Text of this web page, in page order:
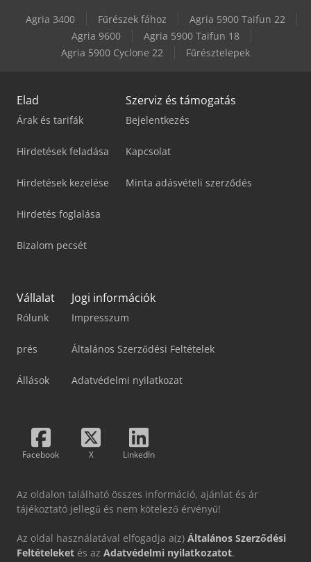
Agria 3400 Fűrészek fához
Agria 5900 Taifun 22
Agria 9600
Agria 5900 Taifun 18
Agria 5900 Cyclone 22
Fűrésztelepek
Elad
Árak és tarifák
Hirdetések feladása
Hirdetések kezelése
Hirdetés foglalása
Bizalom pecsét
Szerviz és támogatás
Bejelentkezés
Kapcsolat
Minta adásvételi szerződés
Vállalat
Rólunk
prés
Állások
Jogi információk
Impresszum
Általános Szerződési Feltételek
Adatvédelmi nyilatkozat
Facebook X LinkedIn
Az oldalon található összes információ, ajánlat és ár
tájékoztató jellegű és nem kötelező érvényű!
Az oldal használatával elfogadja a(z) Általános Szerződési
Feltételeket és az Adatvédelmi nyilatkozatot.